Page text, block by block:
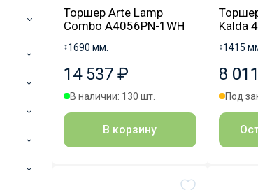
Торшер Arte Lamp
Combo A4056PN-1WH
↕1690 мм.
14 537 ₽
В наличии: 130 шт.
В корзину
Kalda
↕1415
8
Под